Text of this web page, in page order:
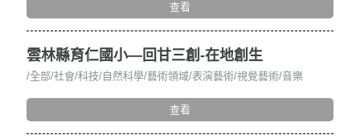
查看
雲林縣育仁國小—回甘三創-在地創生
全部 社會 科技 自然科學 藝術領域 表演藝術 視覺藝術 音樂
查看